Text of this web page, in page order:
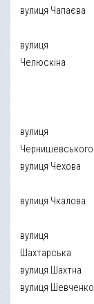
вулиця Чапаєва
вулиця
Челюскіна
вулиця
Чернишевського
вулиця Чехова
вулиця Чкалова
вулиця
Шахтарська
вулиця Шахтна
вулиця Шевченко